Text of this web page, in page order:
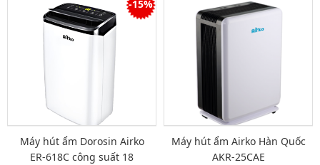
-15%
Máy hút ẩm Dorosin Airko
ER-618C công suất 18
Máy hút ẩm Airko Hàn Quốc
AKR-25CAE